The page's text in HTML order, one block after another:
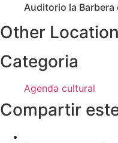
Auditorio la Barbera
Other
Categoria
Agenda cultural
Compartir